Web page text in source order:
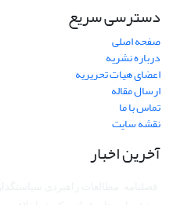
دسترسی سریع
صفحه اصلی
درباره نشریه
اعضای هیات تحریریه
ارسال مقاله
تماس با ما
نقشه سایت
آخرین اخبار